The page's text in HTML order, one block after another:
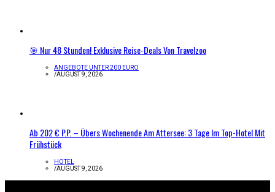
🎯 Nur 48 Stunden! Exklusive Reise-Deals Von Travelzoo
ANGEBOTE UNTER 200 EURO
/AUGUST 9, 2026
Ab 202 € P.P. – Übers Wochenende Am Attersee: 3 Tage Im Top-Hotel Mit
Frühstück
HOTEL
/AUGUST 9, 2026